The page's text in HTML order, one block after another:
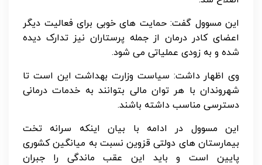
این مسوول گفت: حمایت های خوبی برای فعالیت دیگر
اعضای کادر درمان از جمله پرستاران نیز تدارک دیده
شده و به زودی عملیاتی می شود.
وی اظهار داشت: سیاست وزارت بهداشت این است تا
شهروندان با هر توان مالی بتوانند به خدمات درمانی
دسترسی مناسب داشته باشند.
این مسوول در ادامه با بیان اینکه سرانه تخت
بیمارستان های دولتی قزوین نسبت به میانگین کشوری
پایین است و باید این عقب ماندگی را جبران